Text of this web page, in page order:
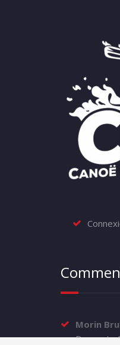
Morin
Descente